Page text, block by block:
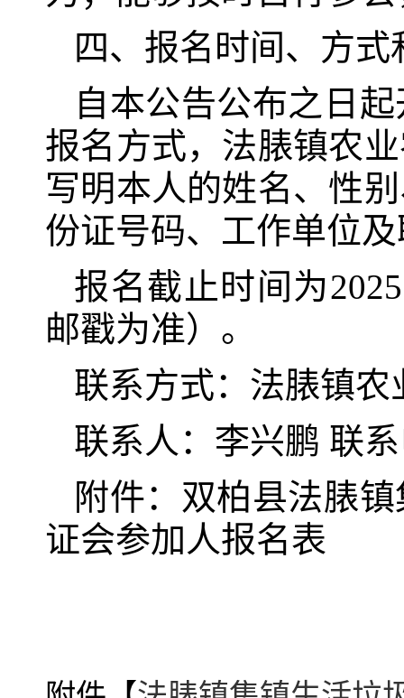
四、报名时间、方式
自本公告公布之日
报名方式， 法脿镇农
写明本人的姓名、性
份证号码、工作单位
报名截止时间为
邮戳为准）。
联系方式：法脿镇
联系人：李兴鹏 联
附件：双柏县法脿
证会参加人报名表